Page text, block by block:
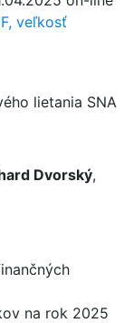
veľkosť
lietania SNA
Dvorský,
na rok 2025